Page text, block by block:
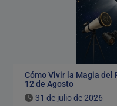
Cómo Vivir la Magia del
12 de Agosto
31 de julio de 2026